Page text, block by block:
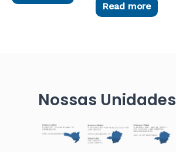
Read more
Nossas Unidades